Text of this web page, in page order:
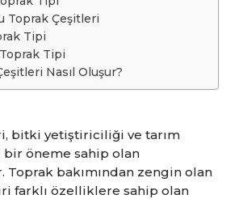
Toprak Çeşitleri
Tipi
Tipi
Nasıl Oluşur?
bitki yetiştiriciliği ve tarım
bir öneme sahip olan
Toprak bakımından zengin olan
farklı özelliklere sahip olan